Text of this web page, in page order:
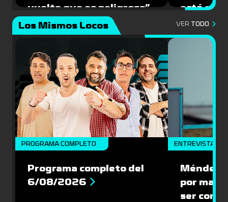
vuelta que es peligrosa”
está
Los Mismos Locos
VER TODO
PROGRAMA COMPLETO
Programa completo del
6/08/2026
ENTREVISTA
Méndez:
por
ser